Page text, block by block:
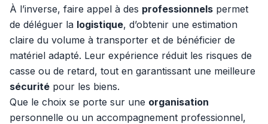
À l’inverse, faire appel à des professionnels permet
de déléguer la logistique, d’obtenir une estimation
claire du volume à transporter et de bénéficier de
matériel adapté. Leur expérience réduit les risques de
casse ou de retard, tout en garantissant une meilleure
sécurité pour les biens.
Que le choix se porte sur une organisation
personnelle ou un accompagnement professionnel,